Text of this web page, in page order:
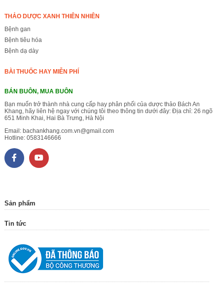
THẢO DƯỢC XANH THIÊN NHIÊN
Bệnh gan
Bệnh tiêu hóa
Bệnh dạ dày
BÀI THUỐC HAY MIỄN PHÍ
BÁN BUÔN, MUA BUÔN
Bạn muốn trở thành nhà cung cấp hay phân phối của dược thảo Bách An
Khang, hãy liên hệ ngay với chúng tôi theo thông tin dưới đây: Địa chỉ: 26 ngõ
651 Minh Khai, Hai Bà Trưng, Hà Nội
Email: bachankhang.com.vn@gmail.com
Hotline: 0583146666
Sản phẩm
Tin tức